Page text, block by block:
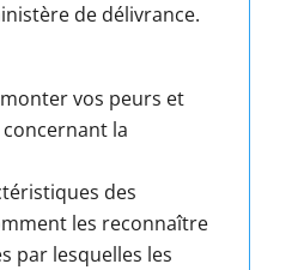
de délivrance.
vos peurs et
la
des
les reconnaître
par lesquelles les